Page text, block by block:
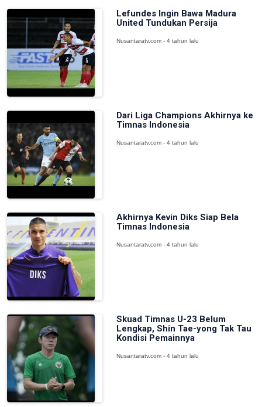
Lefundes Ingin Bawa Madura
United Tundukan Persija
Nusantaratv.com - 4 tahun lalu
Dari Liga Champions Akhirnya ke
Timnas Indonesia
Nusantaratv.com - 4 tahun lalu
Akhirnya Kevin Diks Siap Bela
Timnas Indonesia
Nusantaratv.com - 4 tahun lalu
Skuad Timnas U-23 Belum
Lengkap, Shin Tae-yong Tak Tau
Kondisi Pemainnya
Nusantaratv.com - 4 tahun lalu